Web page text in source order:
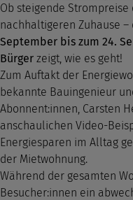
Ob steigende
nachhaltigeren Zuhause –
September bis zum 24.
Bürger zeigt, wie es geht!
Zum Auftakt der
bekannte Bauingenieur
Abonnent:innen, Carsten
anschaulichen Video-
Energiesparen im Alltag
der Mietwohnung.
Während der gesamten
Besucher:innen ein